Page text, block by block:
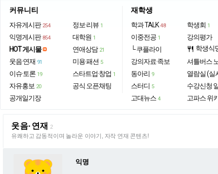
커뮤니티
자유게시판 254
익명게시판 854
HOT 게시물
웃음·연재 91
이슈·토론 19
자유홍보 20
공개일기장
정보·리뷰 1
대학원 1
연애상담 21
미용·패션 5
스타트업·창업 1
공식 오픈채팅
재학생
학과 TALK 48
이중전공 1
└ 쿠플라이
강의자료·족보
동아리 9
스터디 5
고대뉴스 4
학생회 1
강의평가
restaurant 학생식
셔틀버스
열람실 (실
수강신청
고파스 위
웃음·연재 2
유쾌하고 감동적이며 놀라운 이야기, 자작 연재 콘텐츠!
익명